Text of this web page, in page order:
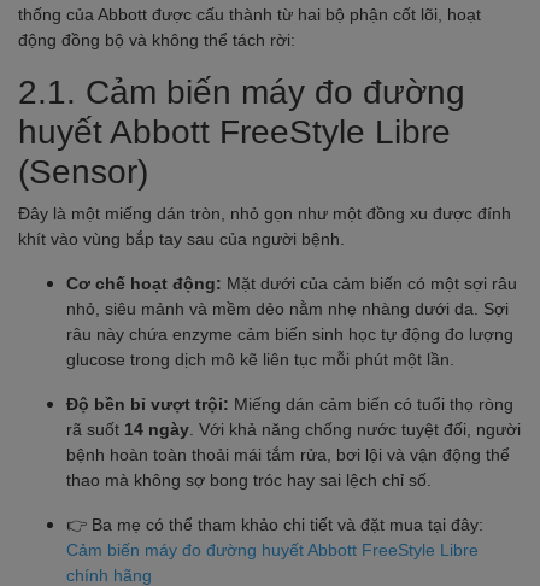
thống của Abbott được cấu thành từ hai bộ phận cốt lõi, hoạt
động đồng bộ và không thể tách rời:
2.1. Cảm biến máy đo đường
huyết Abbott FreeStyle Libre
(Sensor)
Đây là một miếng dán tròn, nhỏ gọn như một đồng xu được đính
khít vào vùng bắp tay sau của người bệnh.
Cơ chế hoạt động: Mặt dưới của cảm biến có một sợi râu
nhỏ, siêu mảnh và mềm dẻo nằm nhẹ nhàng dưới da. Sợi
râu này chứa enzyme cảm biến sinh học tự động đo lượng
glucose trong dịch mô kẽ liên tục mỗi phút một lần.
Độ bền bỉ vượt trội: Miếng dán cảm biến có tuổi thọ ròng
rã suốt 14 ngày . Với khả năng chống nước tuyệt đối, người
bệnh hoàn toàn thoải mái tắm rửa, bơi lội và vận động thể
thao mà không sợ bong tróc hay sai lệch chỉ số.
👉 Ba mẹ có thể tham khảo chi tiết và đặt mua tại đây:
Cảm biến máy đo đường huyết Abbott FreeStyle Libre
chính hãng